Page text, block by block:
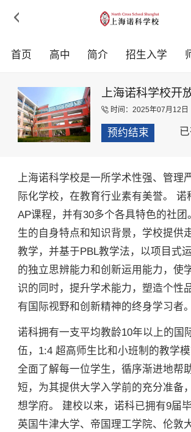

首页 高中 简介 招生入学
上海诺科学校开
 时间：2025年07月12日
预约结束
上海诺科学校是一所学术性强、管理
际化学校，在教育行业素有美誉。 诺
AP课程，并有30多个各具特色的社团
生的自身特点和知识背景，学校提供
教学，并基于PBL教学法，以项目式
的独立思辨能力和创新运用能力，使
识的同时，提升学术能力，塑造个性
有国际视野和创新精神的终身学习者。
诺科拥有一支平均教龄10年以上的国
伍，1:4 超高师生比和小班制的教学
全面了解每一位学生，循序渐进地帮
短，为其提供大学入学前的充分准备
想学府。 建校以来，诺科已拥有9届
英国牛津大学、帝国理工学院、伦敦